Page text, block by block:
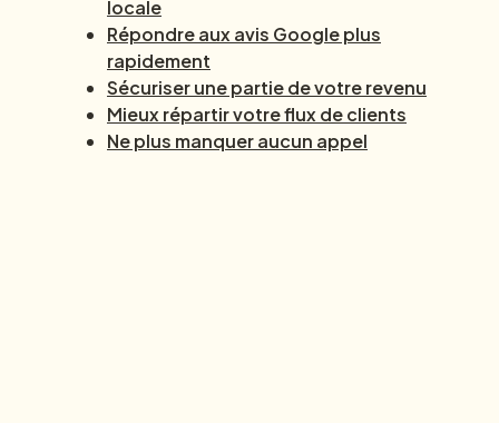
locale
Répondre aux avis Google plus
rapidement
Sécuriser une partie de votre revenu
Mieux répartir votre flux de clients
Ne plus manquer aucun appel